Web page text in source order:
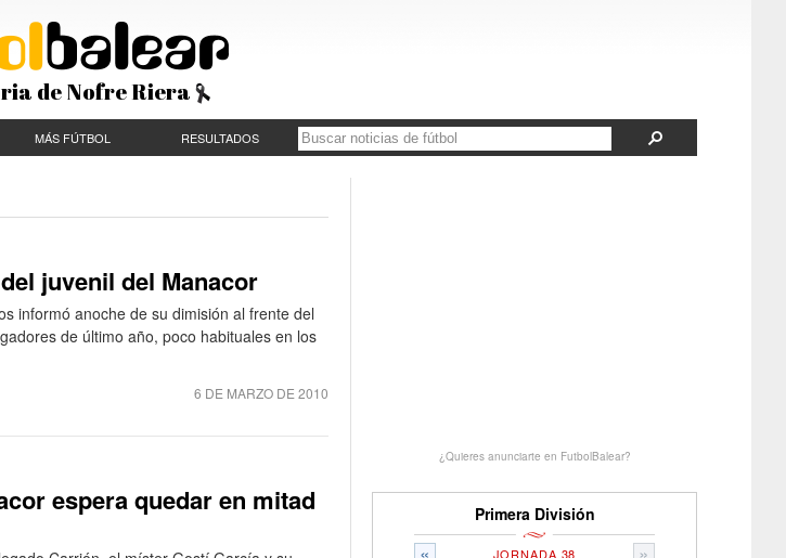
de Nofre Riera
MÁS FÚTBOL RESULTADOS
juvenil del Manacor
informó anoche de su dimisión al frente del
de último año, poco habituales en los
6 DE MARZO DE 2010
espera quedar en mitad
¿Quieres anunciarte en FutbolBalear?
Primera División
« »
JORNADA 38